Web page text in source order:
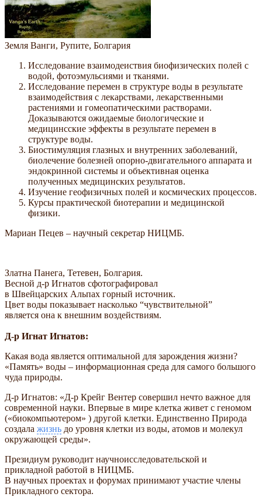
Земля Ванги, Рупите, Болгария
Исследование взаимодеиствия биофизических полей с
водой, фотоэмульсиями и тканями.
Исследование перемен в структуре воды в результате
взаимодействия с лекарствами, лекарственными
растениями и гомеопатическими растворами.
Доказываются ожидаемые биологические и
медицинсские эффекты в результате перемен в
структуре воды.
Биостимуляция глазных и внутренних заболеваний,
биолечение болезней опорно-двигательного аппарата и
эндокринной системы и объективная оценка
полученных медицинских результатов.
Изучение геофизичных полей и космических процессов.
Курсы практической биотерапии и медицинской
физики.
Мариан Пецев – научный секретар НИЦМБ.
Златна Панега, Тетевен, Болгария.
Весной д-р Игнатов сфотографировал
в Швейцарских Альпах горный источник.
Цвет воды показывает насколько “чувствительной”
является она к внешним воздействиям.
Д-р Игнат Игнатов:
Какая вода является оптимальной для зарождения жизни?
«Память» воды – информационная среда для самого большого
чуда природы.
Д-р Игнатов: «Д-р Крейг Вентер совершил нечто важное для
современной науки. Впервые в мире клетка живет с геномом
(«биокомпьютером» ) другой клетки. Единственно Природа
создала жизнь до уровня клетки из воды, атомов и молекул
окружающей среды».
Президиум руководит научноисследовательской и
прикладной работой в НИЦМБ.
В научных проектах и форумах принимают участие члены
Прикладного сектора.